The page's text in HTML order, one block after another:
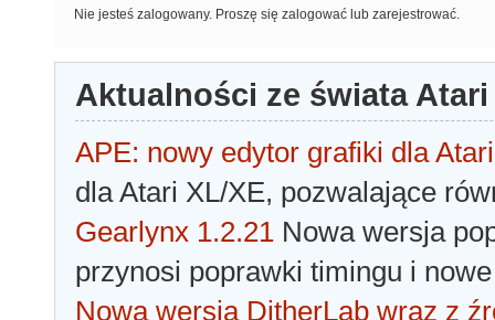
Nie jesteś zalogowany. Proszę się zalogować lub zarejestrować.
Aktualności ze świata Atari
APE: nowy edytor grafiki dla Atari
dla Atari XL/XE, pozwalające
Gearlynx 1.2.21 Nowa wersja
przynosi poprawki timingu i
Nowa wersja DitherLab wraz z